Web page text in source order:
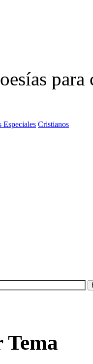
Especiales Cristianos
Tema